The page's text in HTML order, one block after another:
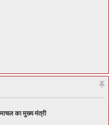
का मुख्य मंत्री